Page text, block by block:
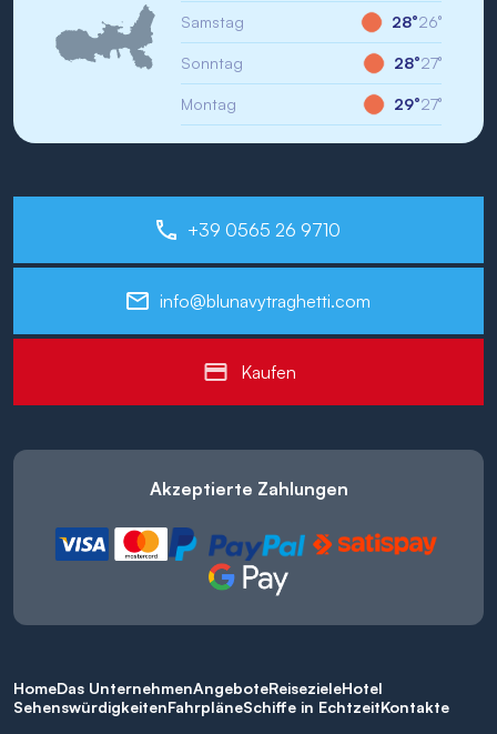
Samstag 28°26°
Sonntag 28°27°
Montag 29°27°
+39 0565 26 9710
info@blunavytraghetti.com
Kaufen
Akzeptierte Zahlungen
HomeDas UnternehmenAngeboteReisezieleHotel
SehenswürdigkeitenFahrpläneSchiffe in EchtzeitKontakte